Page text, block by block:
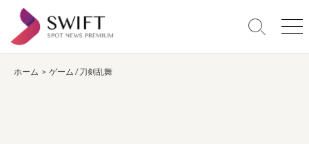
テ
検
メ
ホーム > ゲーム /刀剣乱舞